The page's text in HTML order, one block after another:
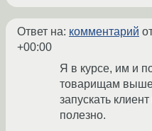
Ответ на: комментарий
+00:00
Я в курсе, им и
товарищам выше
запускать
полезно.